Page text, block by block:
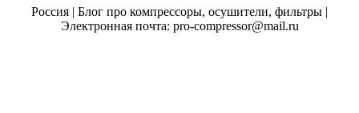
Россия | Блог про компрессоры, осушители, фильтры |
Электронная почта: pro-compressor@mail.ru